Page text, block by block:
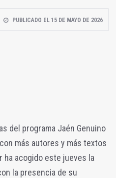
PUBLICADO EL 15 DE MAYO DE 2026
del programa Jaén Genuino
más autores y más textos
ha acogido este jueves la
la presencia de su